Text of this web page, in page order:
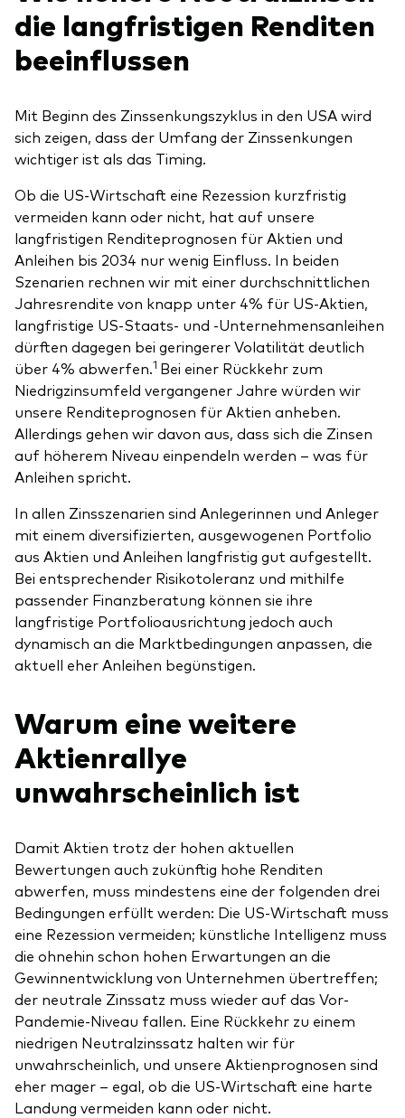
die langfristigen Renditen
beeinflussen
Mit Beginn des Zinssenkungszyklus in den USA wird
sich zeigen, dass der Umfang der Zinssenkungen
wichtiger ist als das Timing.
Ob die US-Wirtschaft eine Rezession kurzfristig
vermeiden kann oder nicht, hat auf unsere
langfristigen Renditeprognosen für Aktien und
Anleihen bis 2034 nur wenig Einfluss. In beiden
Szenarien rechnen wir mit einer durchschnittlichen
Jahresrendite von knapp unter 4% für US-Aktien,
langfristige US-Staats- und -Unternehmensanleihen
dürften dagegen bei geringerer Volatilität deutlich
über 4% abwerfen.1 Bei einer Rückkehr zum
Niedrigzinsumfeld vergangener Jahre würden wir
unsere Renditeprognosen für Aktien anheben.
Allerdings gehen wir davon aus, dass sich die Zinsen
auf höherem Niveau einpendeln werden – was für
Anleihen spricht.
In allen Zinsszenarien sind Anlegerinnen und Anleger
mit einem diversifizierten, ausgewogenen Portfolio
aus Aktien und Anleihen langfristig gut aufgestellt.
Bei entsprechender Risikotoleranz und mithilfe
passender Finanzberatung können sie ihre
langfristige Portfolioausrichtung jedoch auch
dynamisch an die Marktbedingungen anpassen, die
aktuell eher Anleihen begünstigen.
Warum eine weitere
Aktienrallye
unwahrscheinlich ist
Damit Aktien trotz der hohen aktuellen
Bewertungen auch zukünftig hohe Renditen
abwerfen, muss mindestens eine der folgenden drei
Bedingungen erfüllt werden: Die US-Wirtschaft muss
eine Rezession vermeiden; künstliche Intelligenz muss
die ohnehin schon hohen Erwartungen an die
Gewinnentwicklung von Unternehmen übertreffen;
der neutrale Zinssatz muss wieder auf das Vor-
Pandemie-Niveau fallen. Eine Rückkehr zu einem
niedrigen Neutralzinssatz halten wir für
unwahrscheinlich, und unsere Aktienprognosen sind
eher mager – egal, ob die US-Wirtschaft eine harte
Landung vermeiden kann oder nicht.